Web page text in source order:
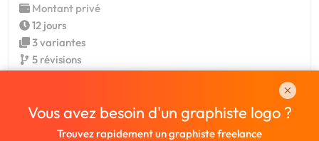
Montant privé
12 jours
3 variantes
5 révisions
Vous avez besoin d'un graphiste logo ?
Trouvez rapidement un graphiste freelance